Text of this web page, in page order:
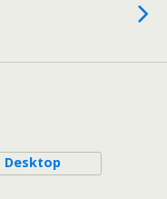
Desktop